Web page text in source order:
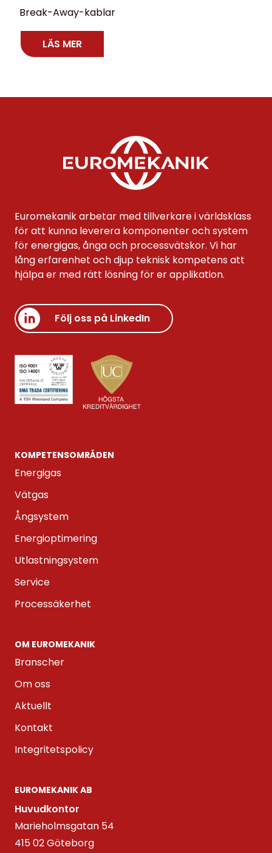
Break-Away-kablar
LÄS MER
Euromekanik arbetar med tillverkare i världsklass
för att kunna leverera komponenter och system
för energigas, ånga och processvätskor. Vi har
lång erfarenhet och djup teknisk kompetens att
hjälpa er med rätt lösning för er applikation.
Följ oss på LinkedIn
KOMPETENS­OMRÅDEN
Energigas
Vätgas
Ångsystem
Energioptimering
Utlastningsystem
Service
Processäkerhet
OM EUROMEKANIK
Branscher
Om oss
Aktuellt
Kontakt
Integritetspolicy
EUROMEKANIK AB
Huvudkontor
Marieholmsgatan 54
415 02 Göteborg